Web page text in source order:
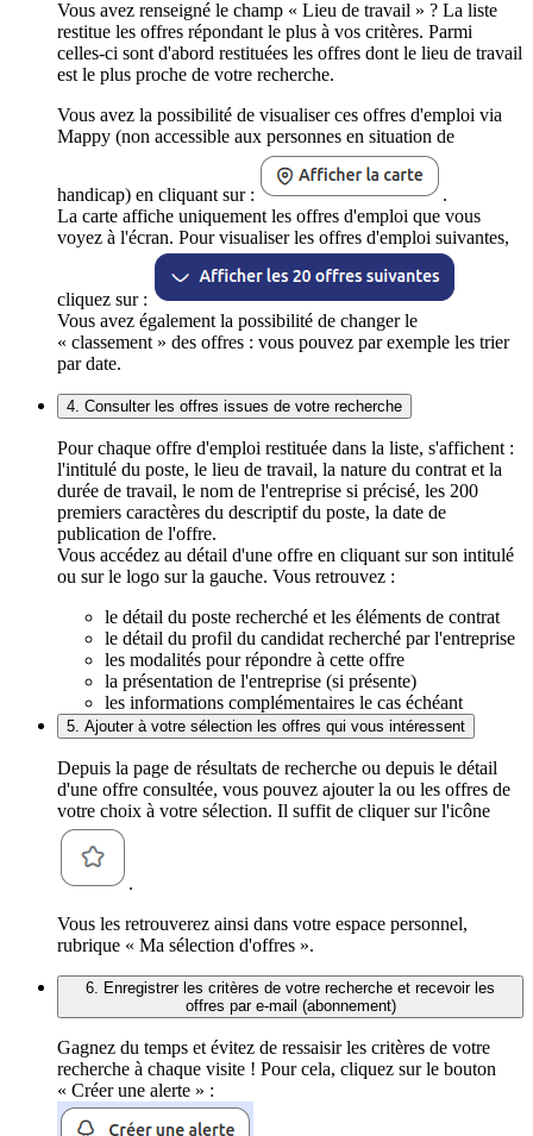
Vous avez renseigné le champ « Lieu de travail » ? La liste
restitue les offres répondant le plus à vos critères. Parmi
celles-ci sont d'abord restituées les offres dont le lieu de travail
est le plus proche de votre recherche.
Vous avez la possibilité de visualiser ces offres d'emploi via
Mappy (non accessible aux personnes en situation de
handicap) en cliquant sur :
.
La carte affiche uniquement les offres d'emploi que vous
voyez à l'écran. Pour visualiser les offres d'emploi suivantes,
cliquez sur :
Vous avez également la possibilité de changer le
« classement » des offres : vous pouvez par exemple les trier
par date.
4. Consulter les offres issues de votre recherche
Pour chaque offre d'emploi restituée dans la liste, s'affichent :
l'intitulé du poste, le lieu de travail, la nature du contrat et la
durée de travail, le nom de l'entreprise si précisé, les 200
premiers caractères du descriptif du poste, la date de
publication de l'offre.
Vous accédez au détail d'une offre en cliquant sur son intitulé
ou sur le logo sur la gauche. Vous retrouvez :
le détail du poste recherché et les éléments de contrat
le détail du profil du candidat recherché par l'entreprise
les modalités pour répondre à cette offre
la présentation de l'entreprise (si présente)
les informations complémentaires le cas échéant
5. Ajouter à votre sélection les offres qui vous intéressent
Depuis la page de résultats de recherche ou depuis le détail
d'une offre consultée, vous pouvez ajouter la ou les offres de
votre choix à votre sélection. Il suffit de cliquer sur l'icône
.
Vous les retrouverez ainsi dans votre espace personnel,
rubrique « Ma sélection d'offres ».
6. Enregistrer les critères de votre recherche et recevoir les
offres par e-mail (abonnement)
Gagnez du temps et évitez de ressaisir les critères de votre
recherche à chaque visite ! Pour cela, cliquez sur le bouton
« Créer une alerte » :